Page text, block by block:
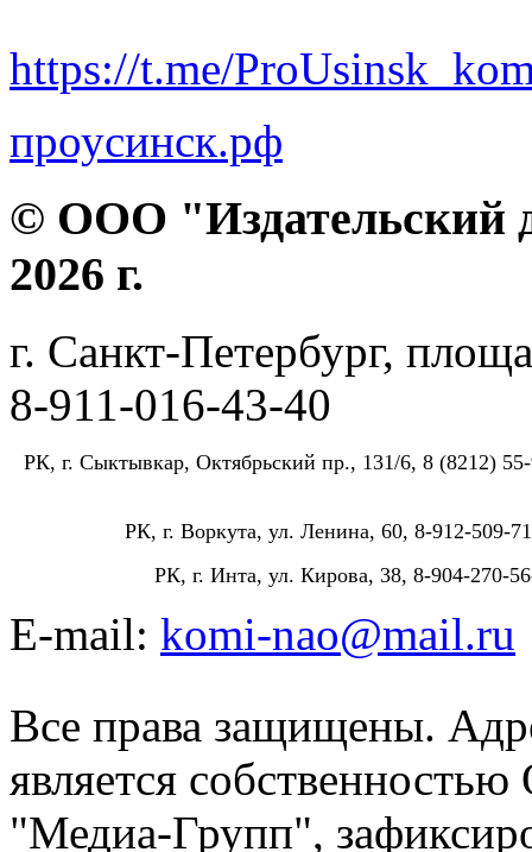
https://t.me/
проусинск.рф
© ООО "Издательский
2026 г.
г. Санкт-Петербург,
8-911-016-43-40
РК, г. Сыктывкар, Октябрьский пр., 131/6, 8 (8212)
РК, г. Воркута, ул. Ленина, 60, 8-912-509-
РК, г. Инта, ул. Кирова, 38, 8-904-270-
E-mail: komi-nao@mail.ru
Все права защищены.
является
"Медиа-Групп",